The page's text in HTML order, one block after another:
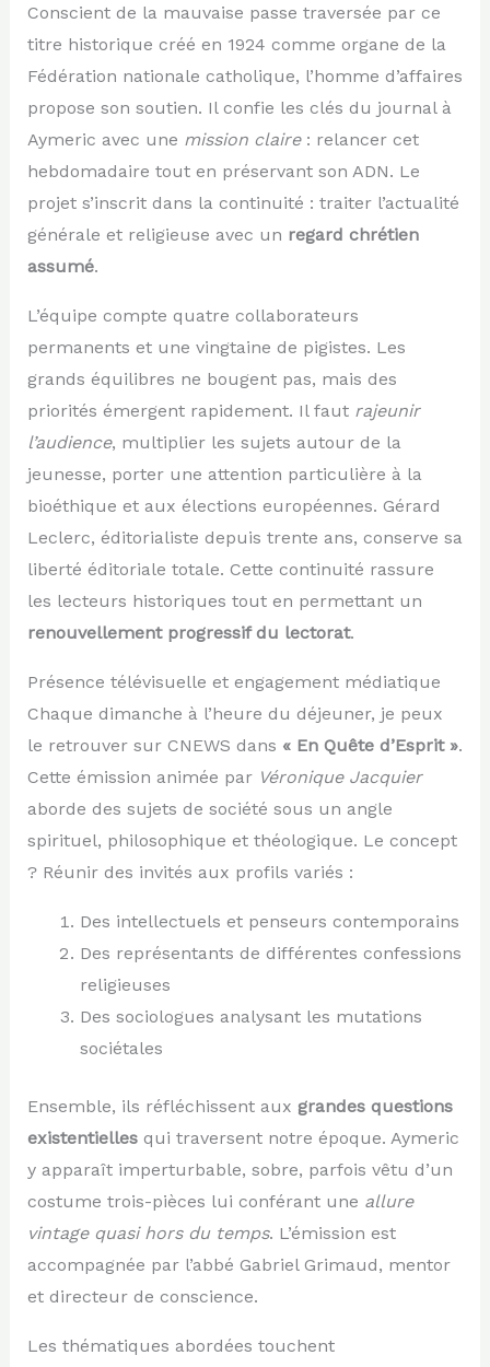
Conscient de la mauvaise passe traversée par ce
titre historique créé en 1924 comme organe de la
Fédération nationale catholique, l’homme d’affaires
propose son soutien. Il confie les clés du journal à
Aymeric avec une mission claire: relancer cet
hebdomadaire tout en préservant son ADN. Le
projet s’inscrit dans la continuité : traiter l’actualité
générale et religieuse avec un regard chrétien
assumé.
L’équipe compte quatre collaborateurs
permanents et une vingtaine de pigistes. Les
grands équilibres ne bougent pas, mais des
priorités émergent rapidement. Il faut rajeunir
l’audience, multiplier les sujets autour de la
jeunesse, porter une attention particulière à la
bioéthique et aux élections européennes. Gérard
Leclerc, éditorialiste depuis trente ans, conserve sa
liberté éditoriale totale. Cette continuité rassure
les lecteurs historiques tout en permettant un
renouvellement progressif du lectorat.
Présence télévisuelle et engagement médiatique
Chaque dimanche à l’heure du déjeuner, je peux
le retrouver sur CNEWS dans « En Quête d’Esprit ».
Cette émission animée par Véronique Jacquier
aborde des sujets de société sous un angle
spirituel, philosophique et théologique. Le concept
? Réunir des invités aux profils variés :
Des intellectuels et penseurs contemporains
Des représentants de différentes confessions
religieuses
Des sociologues analysant les mutations
sociétales
Ensemble, ils réfléchissent aux grandes questions
existentiellesqui traversent notre époque. Aymeric
y apparaît imperturbable, sobre, parfois vêtu d’un
costume trois-pièces lui conférant une allure
vintage quasi hors du temps. L’émission est
accompagnée par l’abbé Gabriel Grimaud, mentor
et directeur de conscience.
Les thématiques abordées touchent